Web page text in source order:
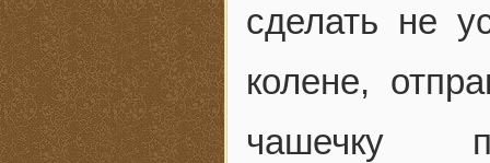
сделать не
колене,
чашечку